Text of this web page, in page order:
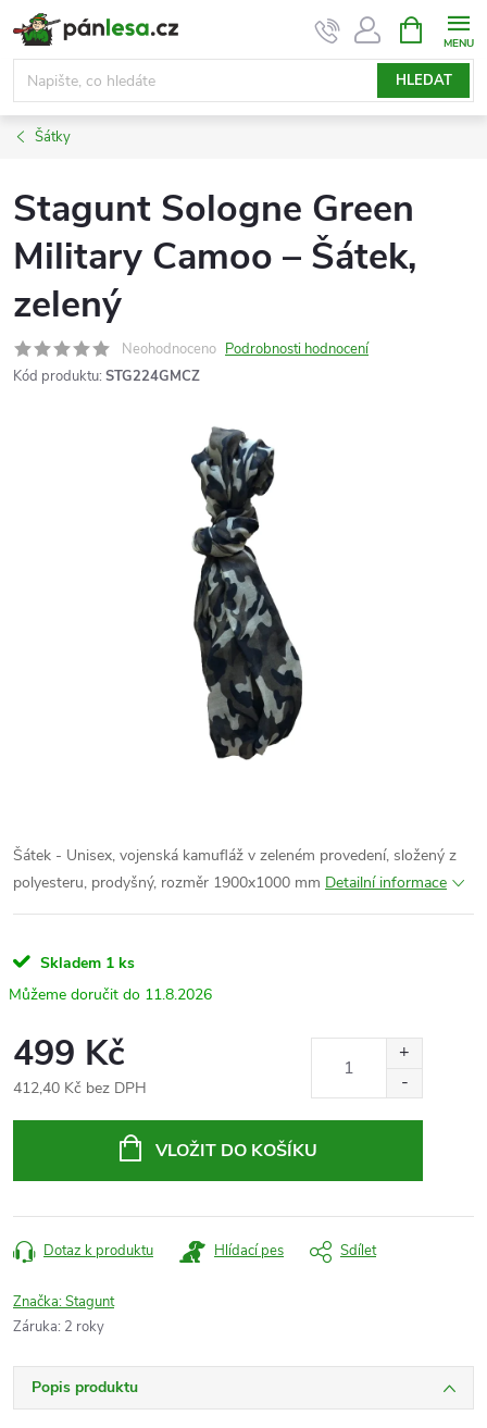
Přejít
na
obsah
HLEDAT
NÁKUPNÍ
KOŠÍK
Šátky
Stagunt Sologne Green
Military Camoo – Šátek,
zelený
Neohodnoceno Podrobnosti hodnocení
Kód produktu: STG224GMCZ
Šátek - Unisex, vojenská kamufláž v zeleném provedení, složený z
polyesteru, prodyšný, rozměr 1900x1000 mm Detailní informace
Skladem 1 ks
11.8.2026
499 Kč
412,40 Kč bez DPH
VLOŽIT DO KOŠÍKU
Dotaz k produktu Hlídací pes Sdílet
Značka:Stagunt
Záruka: 2 roky
Popis produktu